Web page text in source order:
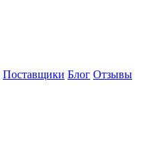
Поставщики Блог Отзывы